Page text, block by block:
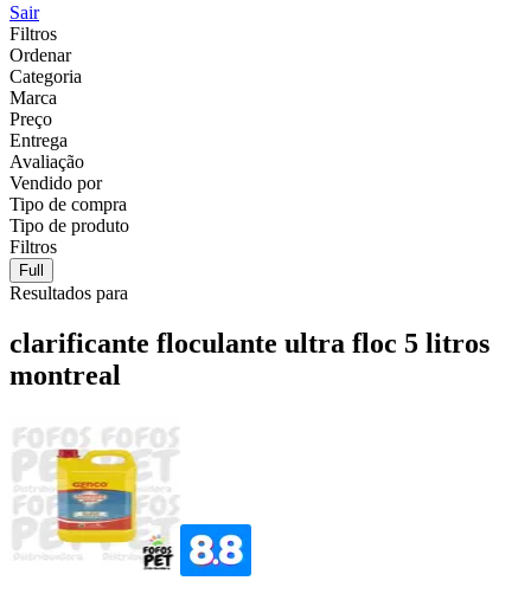
Sair
Filtros
Ordenar
Categoria
Marca
Preço
Entrega
Avaliação
Vendido por
Tipo de compra
Tipo de produto
Filtros
Full
Resultados para
clarificante floculante ultra floc 5 litros
montreal